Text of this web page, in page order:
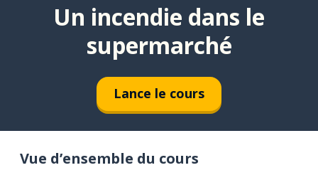
Un incendie dans le
supermarché
Lance le cours
Vue d’ensemble du cours